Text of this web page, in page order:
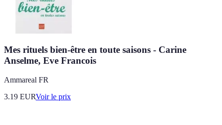
Mes rituels bien-être en toute saisons - Carine
Anselme, Eve Francois
Ammareal FR
3.19 EURVoir le prix